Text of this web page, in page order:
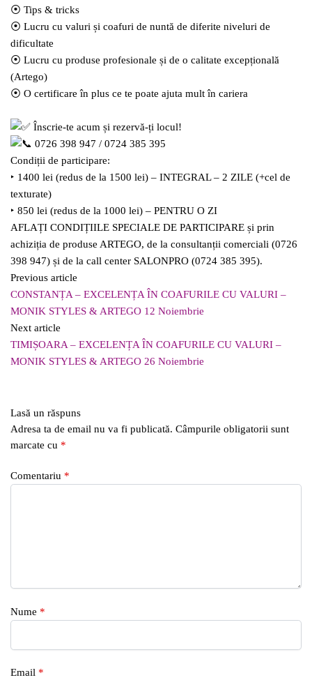
⦿ Tips & tricks
⦿ Lucru cu valuri și coafuri de nuntă de diferite niveluri de
dificultate
⦿ Lucru cu produse profesionale și de o calitate excepțională
(Artego)
⦿ O certificare în plus ce te poate ajuta mult în cariera
Înscrie-te acum și rezervă-ți locul!
0726 398 947 / 0724 385 395
Condiții de participare:
‣ 1400 lei (redus de la 1500 lei) – INTEGRAL – 2 ZILE (+cel de
texturate)
‣ 850 lei (redus de la 1000 lei) – PENTRU O ZI
AFLAȚI CONDIȚIILE SPECIALE DE PARTICIPARE și prin
achiziția de produse ARTEGO, de la consultanții comerciali (0726
398 947) și de la call center SALONPRO (0724 385 395).
Previous article
CONSTANȚA – EXCELENȚA ÎN COAFURILE CU VALURI –
MONIK STYLES & ARTEGO 12 Noiembrie
Next article
TIMIȘOARA – EXCELENȚA ÎN COAFURILE CU VALURI –
MONIK STYLES & ARTEGO 26 Noiembrie
Lasă un răspuns
Adresa ta de email nu va fi publicată. Câmpurile obligatorii sunt
marcate cu *
Comentariu *
Nume *
Email *